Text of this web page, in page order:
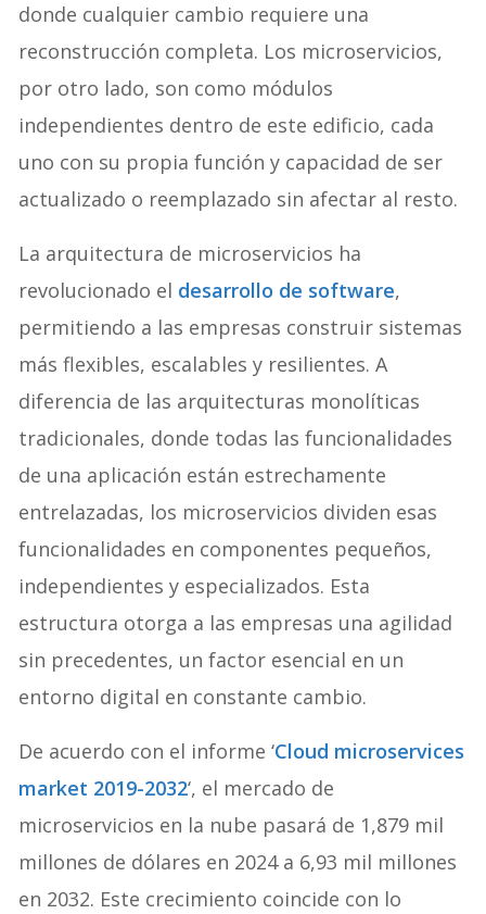
donde cualquier cambio requiere una
reconstrucción completa. Los microservicios,
por otro lado, son como módulos
independientes dentro de este edificio, cada
uno con su propia función y capacidad de ser
actualizado o reemplazado sin afectar al resto.
La arquitectura de microservicios ha
revolucionado el desarrollo de software,
permitiendo a las empresas construir sistemas
más flexibles, escalables y resilientes. A
diferencia de las arquitecturas monolíticas
tradicionales, donde todas las funcionalidades
de una aplicación están estrechamente
entrelazadas, los microservicios dividen esas
funcionalidades en componentes pequeños,
independientes y especializados. Esta
estructura otorga a las empresas una agilidad
sin precedentes, un factor esencial en un
entorno digital en constante cambio.
De acuerdo con el informe ‘Cloud microservices
market 2019-2032‘, el mercado de
microservicios en la nube pasará de 1,879 mil
millones de dólares en 2024 a 6,93 mil millones
en 2032. Este crecimiento coincide con lo